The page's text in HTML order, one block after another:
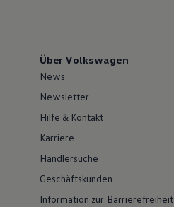
Über Volkswagen
News
Newsletter
Hilfe & Kontakt
Karriere
Händlersuche
Geschäftskunden
Information zur Barrierefreiheit